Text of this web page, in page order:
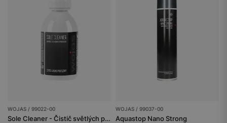
WOJAS / 99022-00
Sole Cleaner - Čistič světlých podrážek
WOJAS / 99037-00
Aquastop Nano Strong